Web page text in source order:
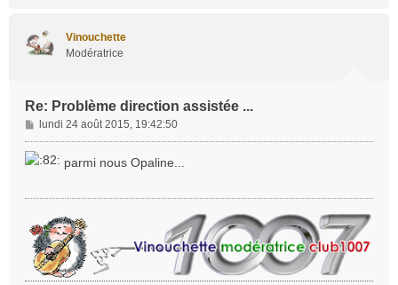
Vinouchette
Modératrice
Re: Problème direction assistée ...
M
e
s
lundi 24 août 2015, 19:42:50
parmi nous Opaline...